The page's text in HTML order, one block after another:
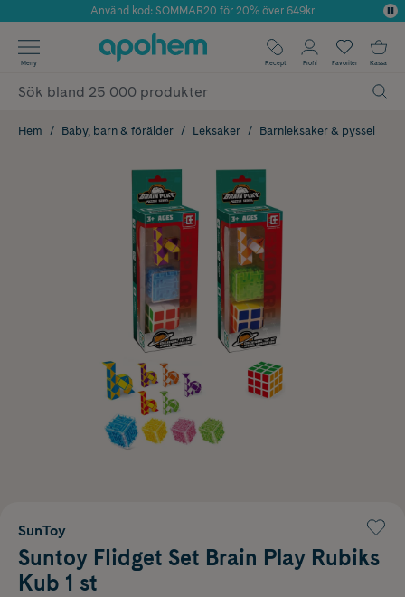
Årets Butik 2025 inom Skönhet
Använd kod: SOMMAR20 för 20% över 649kr
✓ Fri frakt
✓ Poäng på alla köp*
Meny Recept Profil Favoriter Kassa
Hem Baby, barn & förälder Leksaker Barnleksaker & pyssel
SunToy
Suntoy FIidget Set Brain Play Rubiks
Kub 1 st